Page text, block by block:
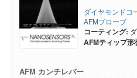
ダイヤモンド
AFMプローブ
コーティング:
AFMティップ形
AFM カンチレバー